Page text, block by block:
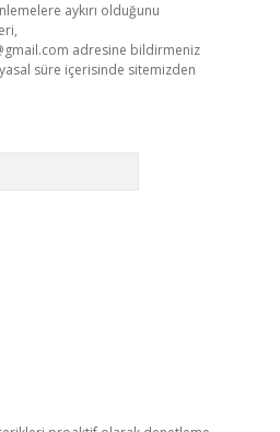
aykırı olduğunu
adresine bildirmeniz
süre içerisinde sitemizden